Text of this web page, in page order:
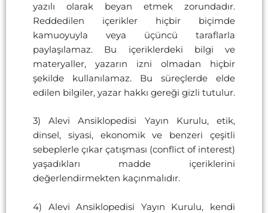
yazılı olarak beyan etmek zorundadır.
Reddedilen içerikler hiçbir biçimde
kamuoyuyla veya üçüncü taraflarla
paylaşılamaz. Bu içeriklerdeki bilgi ve
materyaller, yazarın izni olmadan hiçbir
şekilde kullanılamaz. Bu süreçlerde elde
edilen bilgiler, yazar hakkı gereği gizli tutulur.
3) Alevi Ansiklopedisi Yayın Kurulu, etik,
dinsel, siyasi, ekonomik ve benzeri çeşitli
sebeplerle çıkar çatışması (conflict of interest)
yaşadıkları madde içeriklerini
değerlendirmekten kaçınmalıdır.
4) Alevi Ansiklopedisi Yayın Kurulu, kendi